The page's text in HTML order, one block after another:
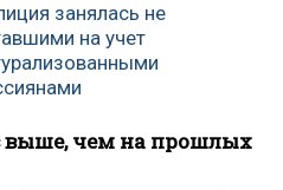
занялась не
на учет
выше, чем на прошлых